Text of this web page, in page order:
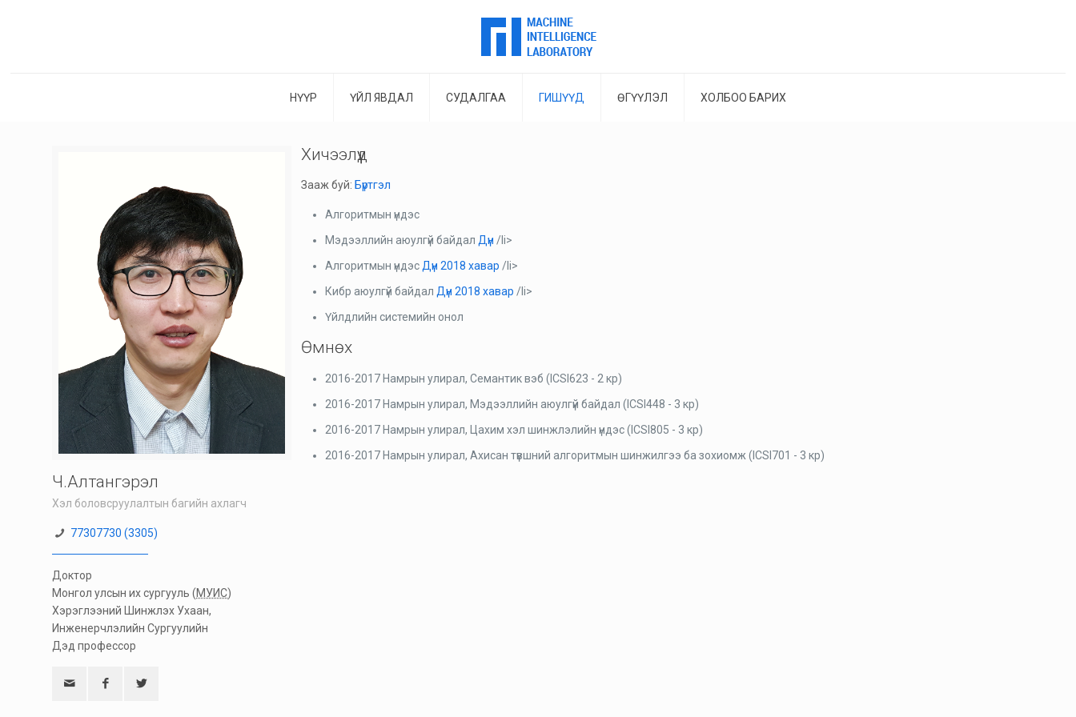
НҮҮР ҮЙЛ ЯВДАЛ СУДАЛГАА ГИШҮҮД ӨГҮҮЛЭЛ ХОЛБОО БАРИХ
Ч.Алтангэрэл
Хэл боловсруулалтын багийн ахлагч
77307730 (3305)
Доктор
Монгол улсын их сургууль (МУИС)
Хэрэглээний Шинжлэх Ухаан,
Инженерчлэлийн Сургуулийн
Дэд профессор
Хичээлүүд
Зааж буй: Бүртгэл
Алгоритмын үндэс
Мэдээллийн аюулгүй байдалДүн/li>
Алгоритмын үндэсДүн 2018 хавар/li>
Кибр аюулгүй байдалДүн 2018 хавар/li>
Үйлдлийн системийн онол
Өмнөх
2016-2017 Намрын улирал, Семантик вэб (ICSI623 - 2 кр)
2016-2017 Намрын улирал, Мэдээллийн аюулгүй байдал (ICSI448 - 3 кр)
2016-2017 Намрын улирал, Цахим хэл шинжлэлийн үндэс (ICSI805 - 3 кр)
2016-2017 Намрын улирал, Ахисан түвшний алгоритмын шинжилгээ ба зохиомж (ICSI701 - 3 кр)